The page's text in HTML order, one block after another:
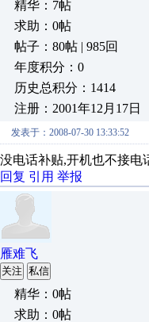
精华：7帖
求助：0帖
帖子：80帖 | 985回
年度积分：0
历史总积分：1414
注册：2001年12月17日
发表于：2008-07-30 13:33:52
没电话补贴,开机也不接电
回复 引用 举报
雁难飞
关注 私信
精华：0帖
求助：0帖